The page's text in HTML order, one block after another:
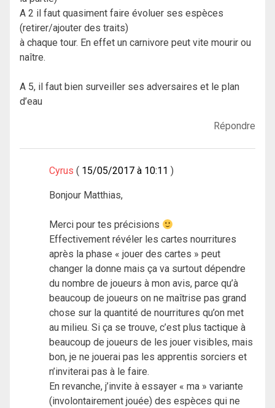
A 2 il faut quasiment faire évoluer ses espèces
(retirer/ajouter des traits)
à chaque tour. En effet un carnivore peut vite mourir ou
naître.
A 5, il faut bien surveiller ses adversaires et le plan
d’eau
Répondre
Cyrus 15/05/2017 à 10:11
Bonjour Matthias,
Merci pour tes précisions
Effectivement révéler les cartes nourritures
après la phase « jouer des cartes » peut
changer la donne mais ça va surtout dépendre
du nombre de joueurs à mon avis, parce qu’à
beaucoup de joueurs on ne maîtrise pas grand
chose sur la quantité de nourritures qu’on met
au milieu. Si ça se trouve, c’est plus tactique à
beaucoup de joueurs de les jouer visibles, mais
bon, je ne jouerai pas les apprentis sorciers et
n’inviterai pas à le faire.
En revanche, j’invite à essayer « ma » variante
(involontairement jouée) des espèces qui ne